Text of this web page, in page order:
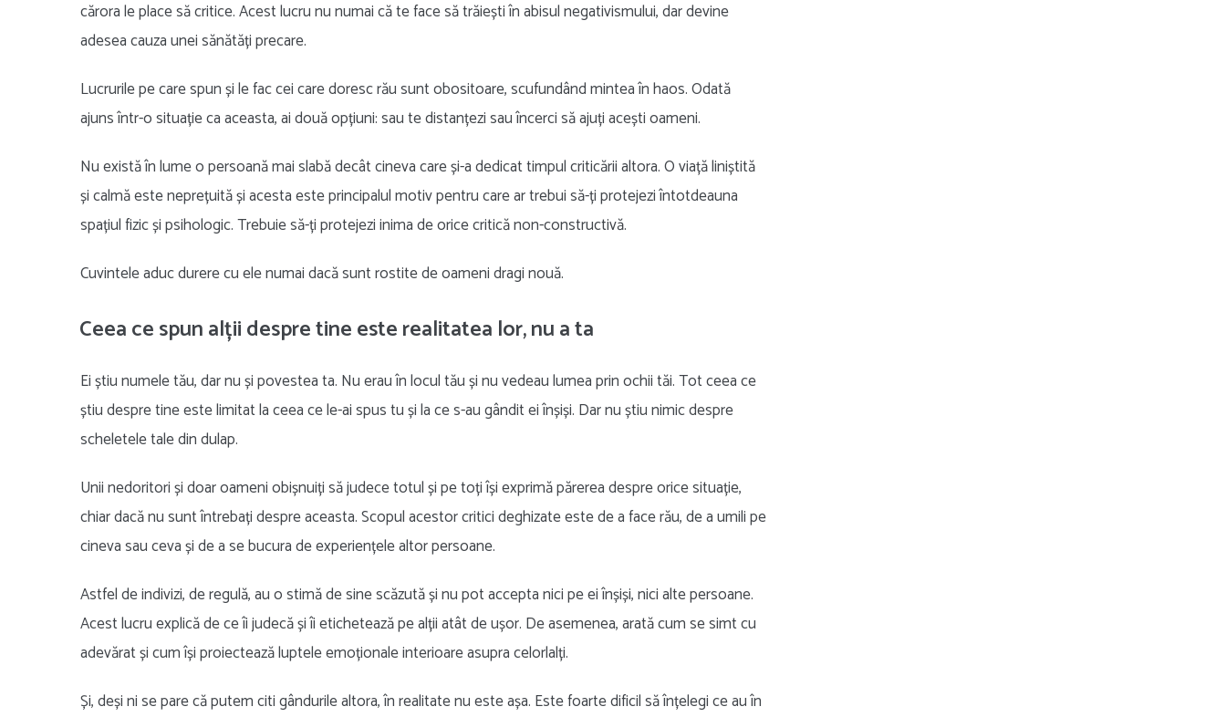
cărora le place să critice. Acest lucru nu numai că te face să trăiești în abisul negativismului, dar devine
adesea cauza unei sănătăți precare.
Lucrurile pe care spun și le fac cei care doresc rău sunt obositoare, scufundând mintea în haos. Odată
ajuns într-o situație ca aceasta, ai două opțiuni: sau te distanțezi sau încerci să ajuți acești oameni.
Nu există în lume o persoană mai slabă decât cineva care și-a dedicat timpul criticării altora. O viață liniștită
și calmă este neprețuită și acesta este principalul motiv pentru care ar trebui să-ți protejezi întotdeauna
spațiul fizic și psihologic. Trebuie să-ți protejezi inima de orice critică non-constructivă.
Cuvintele aduc durere cu ele numai dacă sunt rostite de oameni dragi nouă.
Ceea ce spun alții despre tine este realitatea lor, nu a ta
Ei știu numele tău, dar nu și povestea ta. Nu erau în locul tău și nu vedeau lumea prin ochii tăi. Tot ceea ce
știu despre tine este limitat la ceea ce le-ai spus tu și la ce s-au gândit ei înșiși. Dar nu știu nimic despre
scheletele tale din dulap.
Unii nedoritori și doar oameni obișnuiți să judece totul și pe toți își exprimă părerea despre orice situație,
chiar dacă nu sunt întrebați despre aceasta. Scopul acestor critici deghizate este de a face rău, de a umili pe
cineva sau ceva și de a se bucura de experiențele altor persoane.
Astfel de indivizi, de regulă, au o stimă de sine scăzută și nu pot accepta nici pe ei înșiși, nici alte persoane.
Acest lucru explică de ce îi judecă și îi etichetează pe alții atât de ușor. De asemenea, arată cum se simt cu
adevărat și cum își proiectează luptele emoționale interioare asupra celorlalți.
Și, deși ni se pare că putem citi gândurile altora, în realitate nu este așa. Este foarte dificil să înțelegi ce au în